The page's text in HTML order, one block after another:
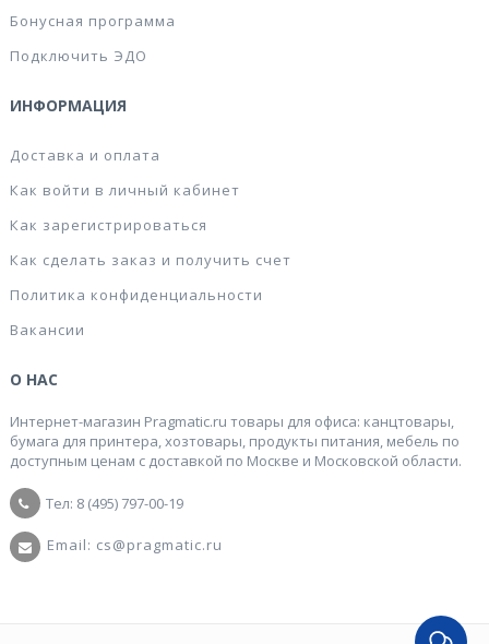
Бонусная программа
Подключить ЭДО
ИНФОРМАЦИЯ
Доставка и оплата
Как войти в личный кабинет
Как зарегистрироваться
Как сделать заказ и получить счет
Политика конфиденциальности
Вакансии
О НАС
Интернет-магазин Pragmatic.ru товары для офиса: канцтовары,
бумага для принтера, хозтовары, продукты питания, мебель по
доступным ценам с доставкой по Москве и Московской области.
Тел: 8 (495) 797-00-19
Email: cs@pragmatic.ru